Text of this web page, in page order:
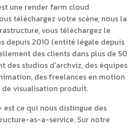
une render farm cloud
téléchargez votre scène, nous la
vous téléchargez le
depuis 2010 (entité légale depuis
des clients dans plus de 50
des studios d'archviz, des équipes
des freelances en motion
visualisation produit.
est ce qui nous distingue des
as-a-service. Sur notre